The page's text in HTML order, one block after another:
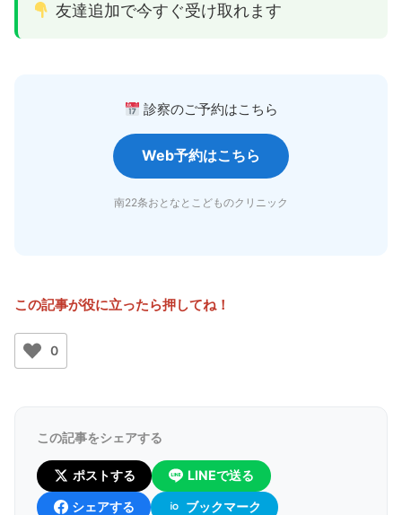
友達追加で今すぐ受け取れます
診察のご予約はこちら
Web予約はこちら
南22条おとなとこどものクリニック
この記事が役に立ったら押してね！
0
この記事をシェアする
ポストする LINEで送る
シェアする ブックマーク